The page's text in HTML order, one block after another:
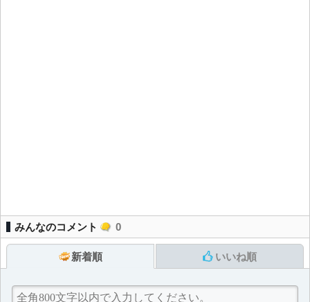
みんなのコメント 0
新着順 いいね順